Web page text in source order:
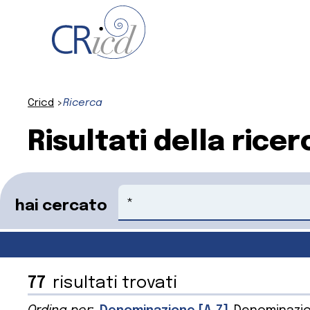
Cricd Ricerca
Risultati della
hai cercato
Cerca
77 risultati trovati